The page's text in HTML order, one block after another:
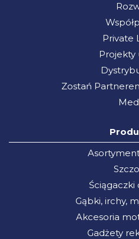
Private
Projekty
Zostań
Ściągaczki
Gąbki, irchy,
Akcesoria
Gadżety